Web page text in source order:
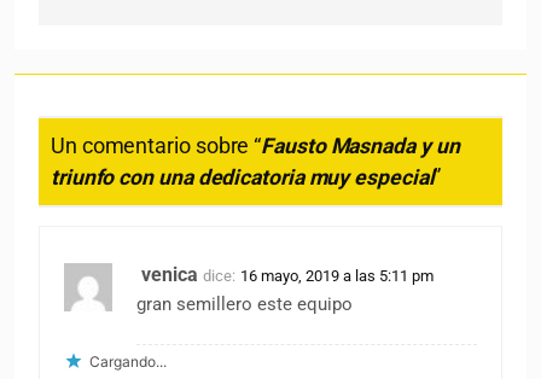
Un comentario sobre “Fausto Masnada y un
triunfo con una dedicatoria muy especial”
venica dice: 16 mayo, 2019 a las 5:11 pm
gran semillero este equipo
Cargando...